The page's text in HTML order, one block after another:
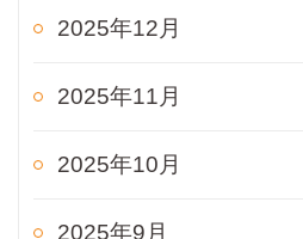
2025年12月
2025年11月
2025年10月
2025年9月